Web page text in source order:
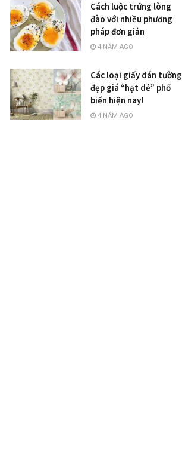
Cách luộc trứng lòng
đào với nhiều phương
pháp đơn giản
4 NĂM AGO
Các loại giấy dán tường
đẹp giá “hạt dẻ” phổ
biến hiện nay!
4 NĂM AGO